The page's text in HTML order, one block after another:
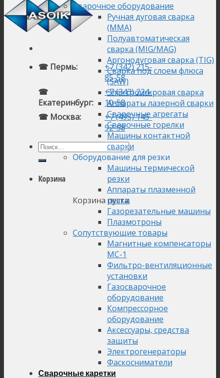
☎ Пермь:
+7 (342) 215-
85-58
☎
Екатеринбург:
+7 (343) 224-
10-58
☎ Москва:
+7 (495) 145-
92-58
Корзина
Корзина пуста.
Сварочное оборудование
Ручная дуговая сварка
(MMA)
Полуавтоматическая
сварка (MIG/MAG)
Аргонодуговая сварка (TIG)
Сварка под слоем флюса
(SAW)
Электроискровая сварка
Аппараты лазерной сварки
Сварочные агрегаты
Сварочные горелки
Машины контактной
сварки
Оборудование для резки
Машины термической
резки
Аппараты плазменной
резки
Газорезательные машины
Плазмотроны
Сопутствующие товары
Магнитные компенсаторы
МС-1
Фильтро-вентиляционные
установки
Газосварочное
оборудование
Компрессорное
оборудование
Аксессуары, средства
защиты
Электрогенераторы
Фаскосниматели
Сварочные каретки